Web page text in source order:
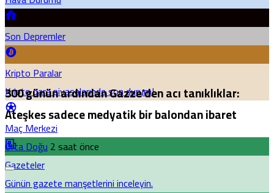
Son Depremler
Kripto Paralar
Kripto para piyasalarında son durum!
Maç Merkezi
Gazeteler
Günün gazete manşetlerini inceleyin.
300 günün ardından Gazze’den acı tanıklıklar:
Ateşkes sadece medyatik bir balondan ibaret
Orta Doğu2 saat önce